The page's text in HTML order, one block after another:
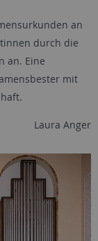
an
durch die
an. Eine
mit
Laura Anger